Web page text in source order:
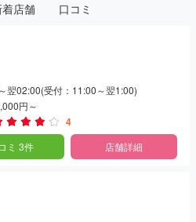
着店舗 口コミ
翌02:00(受付：11:00～翌1:00)
円～
4
ミ 3件 店舗詳細